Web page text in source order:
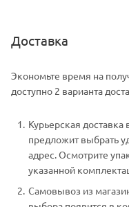
Доставка
Экономьте время на
доступно 2 варианта
Курьерская
предложит выбрать
адрес. Осмотрите
указанной
Самовывоз из